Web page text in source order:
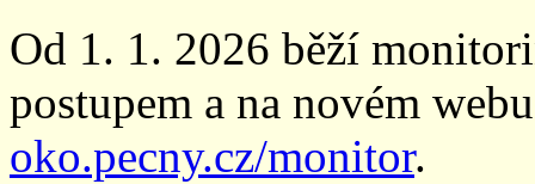
Od 1. 1. 2026 běží
postupem a na novém
oko.pecny.cz/monitor.